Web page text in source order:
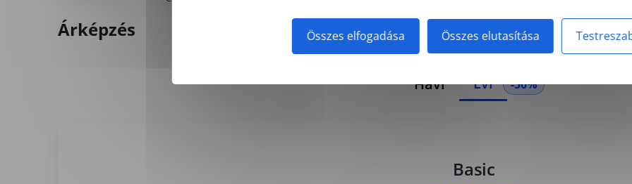
Összes elfogadása Összes elutasítása
Árképzés
Havi Évi -50%
Basic